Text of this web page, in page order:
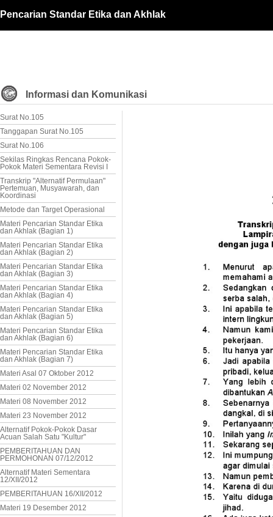
Pencarian Standar Etika dan Akhlak
Informasi dan Komunikasi
Surat No.105
Tanggapan Surat No.105
Surat No.106
Sekilas Ringkas Rencana Pokok-
Pokok Materi Sementara Revisi I
Transkrip "Alternatif Permulaan"
Pertemuan, Musyawarah, dan
Koordinasi
Metode dan Target Operasional
Materi Pencarian Standar Etika
dan Akhlak (Bagian 1)
Materi Pencarian Standar Etika
dan Akhlak (Bagian 2)
Materi Pencarian Standar Etika
dan Akhlak (Bagian 3)
Materi Pencarian Standar Etika
dan Akhlak (Bagian 4)
Materi Pencarian Standar Etika
dan Akhlak (Bagian 5)
Materi Pencarian Standar Etika
dan Akhlak (Bagian 6)
Materi Pencarian Standar Etika
dan Akhlak (Bagian 7)
Materi Asal 07 Oktober 2012
Materi 02 November 2012
Materi 08 November 2012
Materi 23 November 2012
Alternatif Pokok-Pokok Dasar
Acuan Salah Satu "Kultur"
PEMBERITAHUAN DAN
PERMOHONAN 07/12/2012
Alternatif Materi Sementara
12/XII/2012
PEMBERITAHUAN 16/XII/2012
Materi 19 Desember 2012